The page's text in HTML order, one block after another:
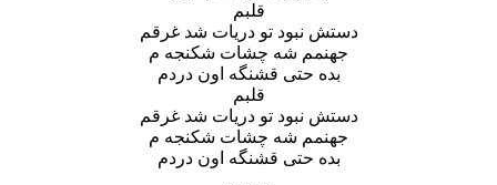
دستش نبود تو دریات شد غرقم
جهنمم شه چشات شکنجه م
بده حتی قشنگه اون دردم
دستش نبود تو دریات شد غرقم
جهنمم شه چشات شکنجه م
بده حتی قشنگه اون دردم